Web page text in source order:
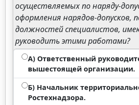
осуществляемых по наряду-
оформления нарядов-допусков,
должностей специалистов,
руководить этими работами?
А) Ответственный
вышестоящей организации.
Б) Начальник
Ростехнадзора.